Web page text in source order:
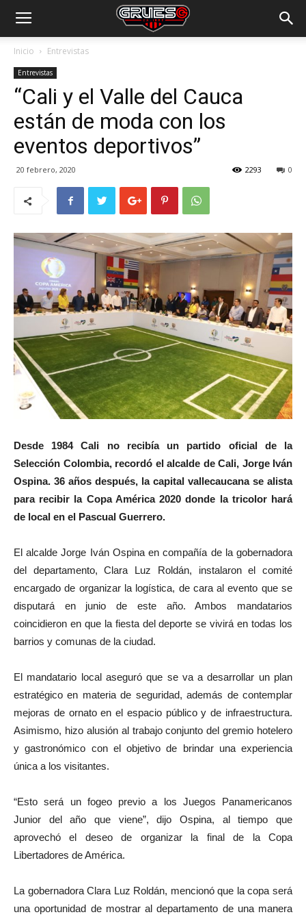
Inicio Entrevistas
Entrevistas
“Cali y el Valle del Cauca
están de moda con los
eventos deportivos”
20 febrero, 2020 0
2293
Desde 1984 Cali no recibía un partido oficial de la
Selección Colombia, recordó el alcalde de Cali, Jorge Iván
Ospina. 36 años después, la capital vallecaucana se alista
para recibir la Copa América 2020 donde la tricolor hará
de local en el Pascual Guerrero.
El alcalde Jorge Iván Ospina en compañía de la gobernadora
del departamento, Clara Luz Roldán, instalaron el comité
encargado de organizar la logística, de cara al evento que se
disputará en junio de este año. Ambos mandatarios
coincidieron en que la fiesta del deporte se vivirá en todas los
barrios y comunas de la ciudad.
El mandatario local aseguró que se va a desarrollar un plan
estratégico en materia de seguridad, además de contemplar
mejoras de ornato en el espacio público y de infraestructura.
Asimismo, hizo alusión al trabajo conjunto del gremio hotelero
y gastronómico con el objetivo de brindar una experiencia
única a los visitantes.
“Esto será un fogeo previo a los Juegos Panamericanos
Junior del año que viene”, dijo Ospina, al tiempo que
aprovechó el deseo de organizar la final de la Copa
Libertadores de América.
La gobernadora Clara Luz Roldán, mencionó que la copa será
una oportunidad de mostrar al departamento de una manera